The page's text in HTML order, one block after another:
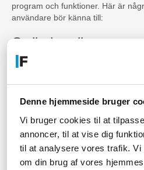
Denne hjemmeside bruger
Vi bruger cookies til at
annoncer, til at vise dig
til at analysere vores trafik.
om din brug af vores
program och funktioner. Här är
användare bör känna till:
Ordbehandlare
En ordbehandlare hjälper
inkludera stavkontroll, syntaxhjälp,
Kalkylblad
En kalkylblad redovisar numeriska
hjälp av formler och funktioner.
sammanställa och analysera data
affärsprognoser.